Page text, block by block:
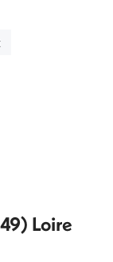
Loire